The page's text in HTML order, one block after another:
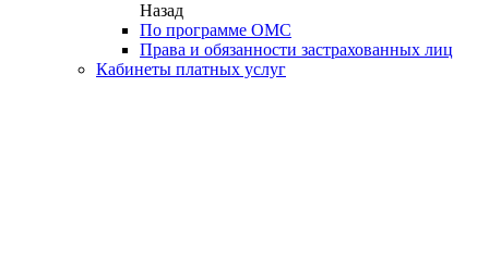
Назад
По программе ОМС
Права и обязанности застрахованных лиц
Кабинеты платных услуг